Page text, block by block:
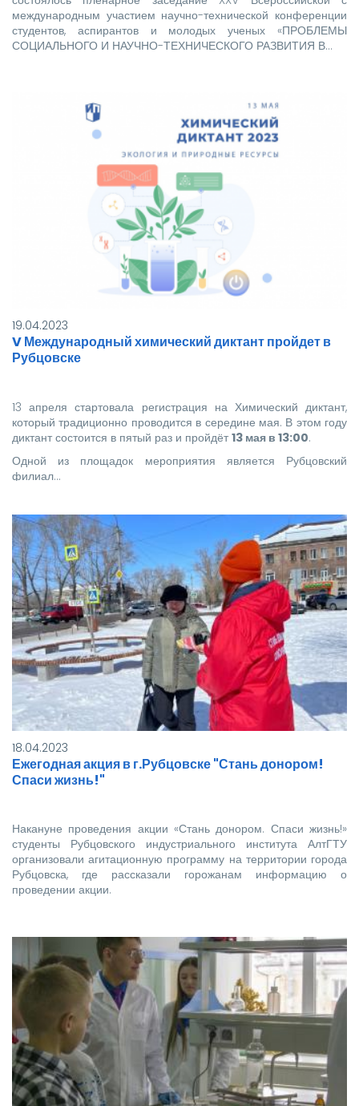
международным участием научно-технической конференции
студентов, аспирантов и молодых ученых «ПРОБЛЕМЫ
СОЦИАЛЬНОГО И НАУЧНО-ТЕХНИЧЕСКОГО РАЗВИТИЯ В…
19.04.2023
V Международный химический диктант пройдет в
Рубцовске
13 апреля стартовала регистрация на Химический диктант,
который традиционно проводится в середине мая. В этом году
диктант состоится в пятый раз и пройдёт 13 мая в 13:00.
Одной из площадок мероприятия является Рубцовский
филиал…
18.04.2023
Ежегодная акция в г.Рубцовске "Стань донором!
Спаси жизнь!"
Накануне проведения акции «Стань донором. Спаси жизнь!»
студенты Рубцовского индустриального института АлтГТУ
организовали агитационную программу на территории города
Рубцовска, где рассказали горожанам информацию о
проведении акции.